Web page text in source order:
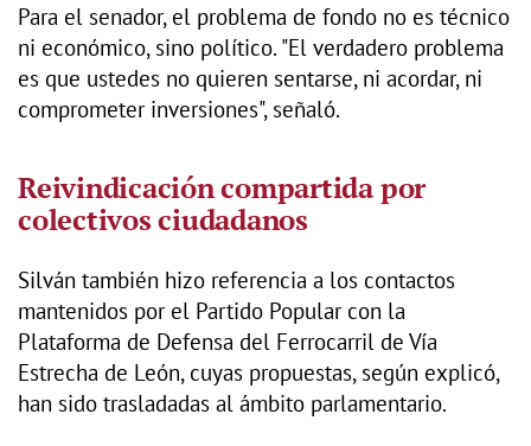
Para el senador, el problema de fondo no es técnico
ni económico, sino político. "El verdadero problema
es que ustedes no quieren sentarse, ni acordar, ni
comprometer inversiones", señaló.
Reivindicación compartida por
colectivos ciudadanos
Silván también hizo referencia a los contactos
mantenidos por el Partido Popular con la
Plataforma de Defensa del Ferrocarril de Vía
Estrecha de León, cuyas propuestas, según explicó,
han sido trasladadas al ámbito parlamentario.